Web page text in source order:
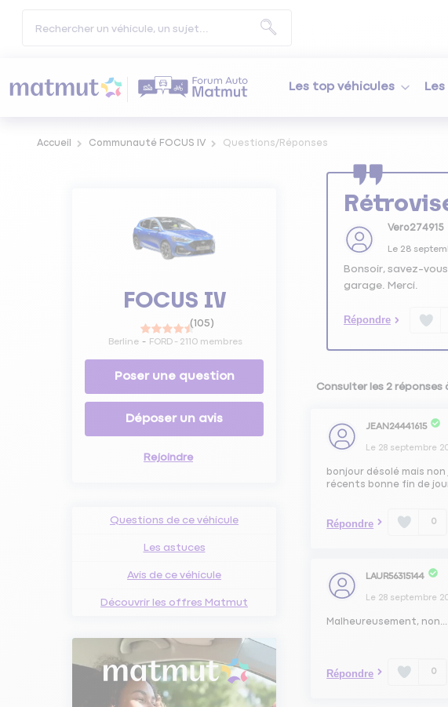
Les top véhicules
Accueil Communauté FOCUS IV Questions/Réponses
FOCUS IV
(105)
Berline FORD- 2110membres
Poser une question
Déposer un avis
Rejoindre
Questions de ce véhicule
Les astuces
Avis de ce véhicule
Découvrir les offres Matmut
Vero274915
Le 28
Bonsoir, savez-
garage. Merci.
Répondre
Consulter les 2
JEAN24441615
Le 28 septembre
bonjour désolé mais
récents bonne fin de
Répondre 0
LAUR56315144
Le 28 septembre
Malheureusement, non...
Répondre 0